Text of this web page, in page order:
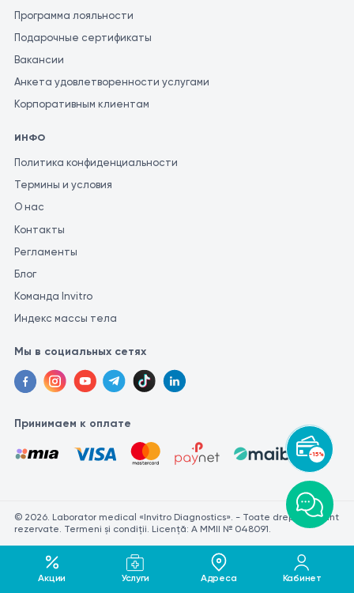
-15%
Программа лояльности
Подарочные сертификаты
Вакансии
Анкета удовлетворенности услугами
Корпоративным клиентам
ИНФО
Политика конфиденциальности
Термины и условия
О нас
Контакты
Регламенты
Блог
Команда Invitro
Индекс массы тела
Мы в социальных сетях
Принимаем к оплате
© 2026. Laborator medical «Invitro Diagnostics». - Toate drepturile sunt
rezervate. Termeni și condiții. Licență: A MMII № 048091.
Акции Услуги Адреса Кабинет